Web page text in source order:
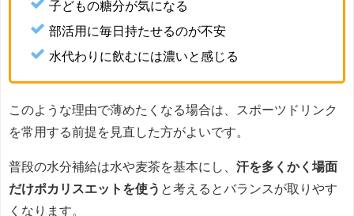
子どもの糖分が気になる
部活用に毎日持たせるのが不安
水代わりに飲むには濃いと感じる
このような理由で薄めたくなる場合は、スポーツドリンク
を常用する前提を見直した方がよいです。
普段の水分補給は水や麦茶を基本にし、 汗を多くかく場面
だけポカリスエットを使う と考えるとバランスが取りやす
くなります。